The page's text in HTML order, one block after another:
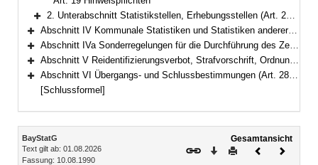
Bereich erweitern
2. Unterabschnitt Statistikstellen, Erhebungsstellen (Art. 20–21)
Bereich erweitern
Abschnitt IV Kommunale Statistiken und Statistiken anderer nichtstaatlicher juristischer Personen des öffentlichen Rechts (Art. 22–25)
Bereich erweitern
Abschnitt IVa Sonderregelungen für die Durchführung des Zensus 2022 (Art. 25a–25e)
Bereich erweitern
Abschnitt V Reidentifizierungsverbot, Strafvorschrift, Ordnungswidrigkeiten (Art. 26–28)
Bereich erweitern
Abschnitt VI Übergangs- und Schlussbestimmungen (Art. 28a–29)
[Schlussformel]
Inhalt
BayStatG
Text gilt ab: 01.08.2026
Fassung: 10.08.1990
Gesamtansicht
Download
DruckenVorheriges